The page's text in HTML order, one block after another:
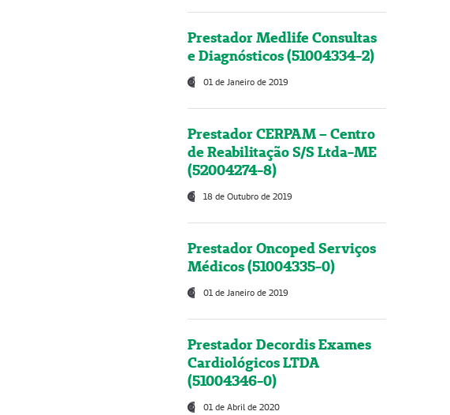
Prestador Medlife Consultas
e Diagnósticos (51004334-2)
01 de Janeiro de 2019
Prestador CERPAM – Centro
de Reabilitação S/S Ltda-ME
(52004274-8)
18 de Outubro de 2019
Prestador Oncoped Serviços
Médicos (51004335-0)
01 de Janeiro de 2019
Prestador Decordis Exames
Cardiológicos LTDA
(51004346-0)
01 de Abril de 2020